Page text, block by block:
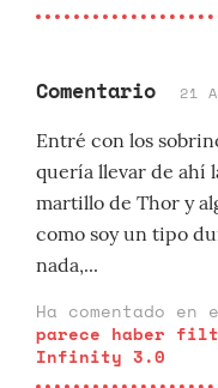
Comentario 21
Entré con los
quería llevar de ahí
martillo de Thor y
como soy un tipo
nada,...
Ha comentado en
parece haber
Infinity 3.0